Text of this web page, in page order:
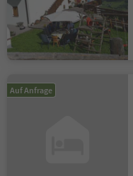
Auf Anfrage